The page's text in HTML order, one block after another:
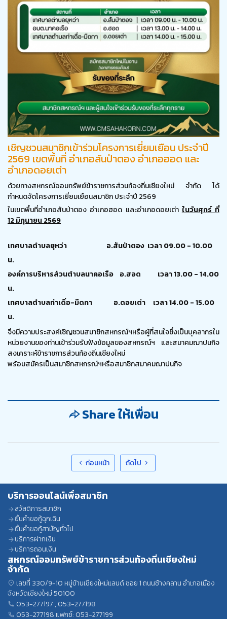
เชิญชวนสมาชิกเข้าร่วมโครงการเยี่ยมเยือน ประจำปี
2569 เขตพื้นที่ อำเภอสันป่าตอง อำเภอฮอด และ
อำเภอดอยเต่า
ด้วยทางสหกรณ์ออมทรัพย์ข้าราชการส่วนท้องถิ่นเชียงใหม่ จำกัด ได้
กำหนดจัดโครงการเยี่ยมเยือนสมาชิก ประจำปี 2569
ในเขตพื้นที่อำเภอสันป่าตอง อำเภอฮอด และอำเภอดอยเต่า ในวันศุกร์ ที่
12 มิถุนายน 2569
เทศบาลตำบลยุหว่า อ.สันป่าตอง เวลา 09.00 - 10.00
น.
องค์การบริหารส่วนตำบลนาคอเรือ อ.ฮอด
เวลา 13.00 - 14.00
น.
เทศบาลตำบลท่าเดื่อ-มืดกา อ.ดอยเต่า เวลา 14.00 - 15.00
น.
จึงมีความประสงค์เชิญชวนสมาชิกสหกรณ์ฯหรือผู้ที่สนใจซึ่งเป็นบุคลากรใน
หน่วยงานของท่านเข้าร่วมรับฟังข้อมูลของสหกรณ์ฯ
และสมาคมฌาปนกิจ
สงเคราะห์ข้าราชการส่วนท้องถิ่นเชียงใหม่
พร้อมสมัครเป็นสมาชิกสหกรณ์ฯหรือสมาชิกสมาคมฌาปนกิจ
Share ให้เพื่อน
ก่อนหน้า ถัดไป
บริการออนไลน์เพื่อสมาชิก
สวัสดิการสมาชิก
ยื่นคำขอกู้ฉุกเฉิน
ยื่นคำขอกู้สามัญทั่วไป
บริการฝากเงิน
บริการถอนเงิน
สหกรณ์ออมทรัพย์ข้าราชการส่วนท้องถิ่นเชียงใหม่
จำกัด
เลขที่ 330/9-10 หมู่บ้านเชียงใหม่แลนด์ ซอย 1 ถนนช้างคลาน อำเภอเมือง
จังหวัดเชียงใหม่ 50100
053-277197 ,053-277198
053-277198แฟกซ์: 053-277199